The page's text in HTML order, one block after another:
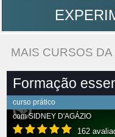
MAIS CURSOS
Formação
curso prático
comSIDNEY D'AGÁZIO
162